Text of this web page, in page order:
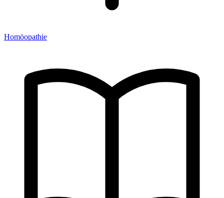
Homöopathie